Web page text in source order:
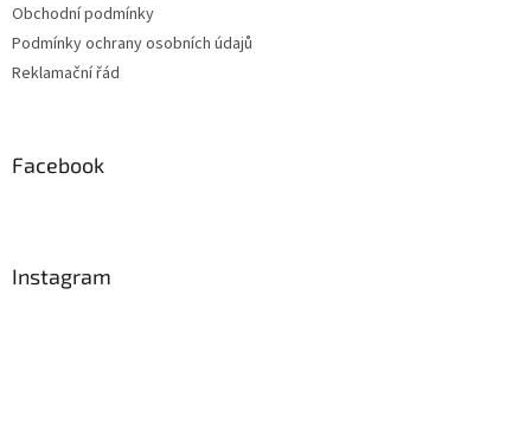
Obchodní podmínky
Podmínky ochrany osobních údajů
Reklamační řád
Facebook
Instagram